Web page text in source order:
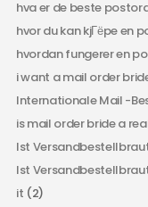
hva er de beste
hvor du kan kjГёpe en
hvordan fungerer en
i want a mail order
Internationale Mail -
is mail order bride a
Ist
Ist
it (2)